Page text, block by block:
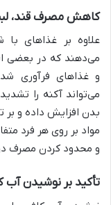
کاهش مصرف قند،
علاوه بر غذاهای
می‌دهند که در بعضی
و غذاهای فرآوری
می‌تواند آکنه را
بدن افزایش داده و بر
مواد بر روی هر فرد
و محدود کردن مصرف
تأکید بر نوشیدن آب